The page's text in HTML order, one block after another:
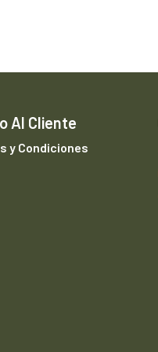
Al Cliente
y Condiciones